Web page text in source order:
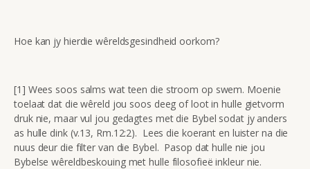
Hoe kan jy hierdie wêreldsgesindheid oorkom?
[1] Wees soos salms wat teen die stroom op swem. Moenie
toelaat dat die wêreld jou soos deeg of loot in hulle gietvorm
druk nie, maar vul jou gedagtes met die Bybel sodat jy anders
as hulle dink (v.13, Rm.12:2). Lees die koerant en luister na die
nuus deur die filter van die Bybel. Pasop dat hulle nie jou
Bybelse wêreldbeskouing met hulle filosofieë inkleur nie.